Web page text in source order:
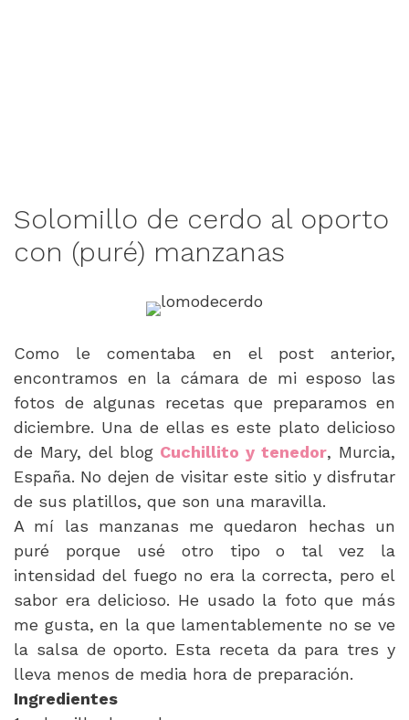
Solomillo de cerdo al oporto
con (puré) manzanas
Como le comentaba en el post anterior,
encontramos en la cámara de mi esposo las
fotos de algunas recetas que preparamos en
diciembre. Una de ellas es este plato delicioso
de Mary, del blog Cuchillito y tenedor, Murcia,
España. No dejen de visitar este sitio y disfrutar
de sus platillos, que son una maravilla.
A mí las manzanas me quedaron hechas un
puré porque usé otro tipo o tal vez la
intensidad del fuego no era la correcta, pero el
sabor era delicioso. He usado la foto que más
me gusta, en la que lamentablemente no se ve
la salsa de oporto. Esta receta da para tres y
lleva menos de media hora de preparación.
Ingredientes